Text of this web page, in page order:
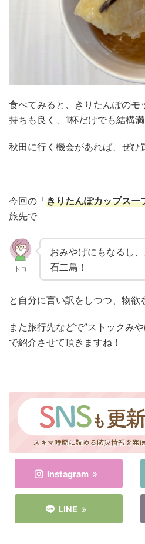
食べてみると、きりたんぽのモ
持ちも良く、1杯だけでも結構満
秋田に行く機会があれば、ぜひ
今回の「きりたんぽカップスー
旅先で
トコ
おみやげにもなるし
石二鳥！
と自分に言い訳をしつつ、物欲
また旅行先などで”ストックみ
で紹介させて頂きますね！
Instagram
LINE